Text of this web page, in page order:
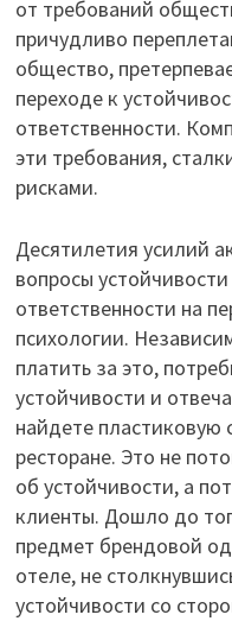
от требований
причудливо
общество,
переходе к
ответственности.
эти требования,
рисками.
Десятилетия усилий
вопросы
ответственности на
психологии.
платить за это,
устойчивости и
найдете пластиковую
ресторане. Это не
об устойчивости, а
клиенты. Дошло до
предмет брендовой
отеле, не
устойчивости со